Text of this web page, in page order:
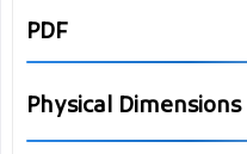
PDF
Physical Dimensions